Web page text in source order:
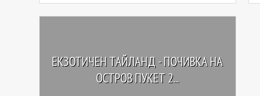
ЕКЗОТИЧЕН ТАЙЛАНД - ПОЧИВКА НА
ОСТРОВ ПУКЕТ 2...